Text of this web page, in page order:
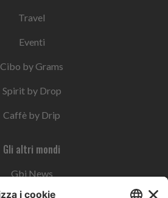
Travel
Eventi
Cibo by Grams
Spirit by Drop
Caffè by Drip
Gli altri mondi
Gbi News